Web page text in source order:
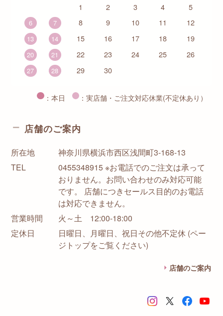
1
2 3 4 5
6 7 8 9 10 11 12
13 14 15 16 17 18 19
20 21 22 23 24 25 26
27 28 29 30
：本日 ：実店舗・ご注文対応休業(不定休あり）
店舗のご案内
所在地
神奈川県横浜市西区浅間町3-168-13
TEL
0455348915 ※お電話でのご注文は承って
おりません。お問い合わせのみ対応可能
です。 店舗につきセールス目的のお電話
は対応できません。
営業時間
火～土 12:00-18:00
定休日
日曜日、月曜日、祝日その他不定休 (ペー
ジトップをご覧ください)
店舗のご案内